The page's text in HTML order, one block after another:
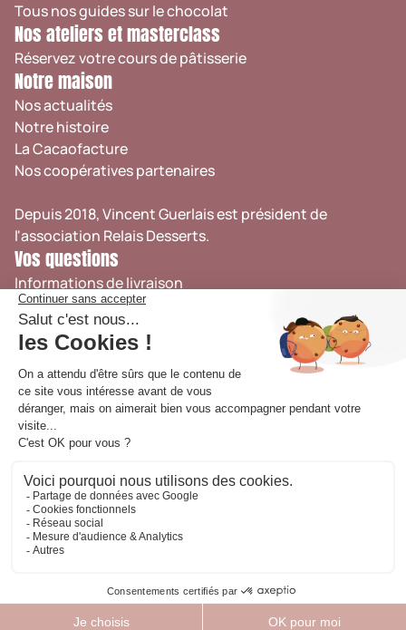
Tous nos guides sur le chocolat
Nos ateliers et masterclass
Réservez votre cours de pâtisserie
Notre maison
Nos actualités
Notre histoire
La Cacaofacture
Nos coopératives partenaires
Depuis 2018, Vincent Guerlais est président de
l'association Relais Desserts.
Vos questions
Informations de livraison
Retrait en boutique
Suivi de commande
Nous contacter
FAQ
CGV
Côté Pros
Espace Professionnels
Recrutement
Mentions légales
Politique de confidentialité
© Vincent Guerlais 2024